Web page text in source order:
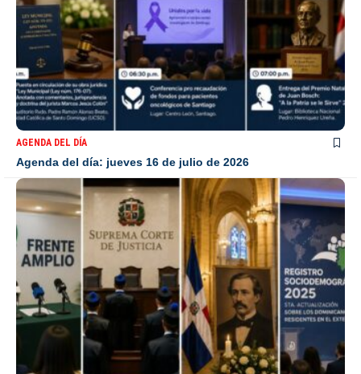
AGENDA DEL DÍA
Agenda del día: jueves 16 de julio de 2026